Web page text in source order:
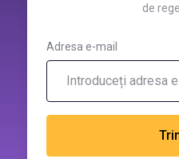
de
Adresa e-mail